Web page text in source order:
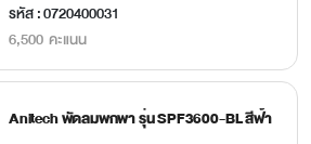
รหัส : 0720400031
6,500 คะแนน
Anitech พัดลมพกพา รุ่น SPF3600-BL สีฟ้า